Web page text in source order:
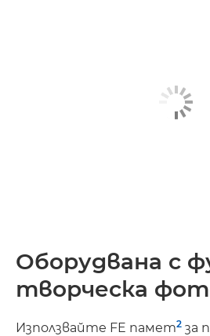
Оборудвана с
творческа
Използвайте FE памет2 за